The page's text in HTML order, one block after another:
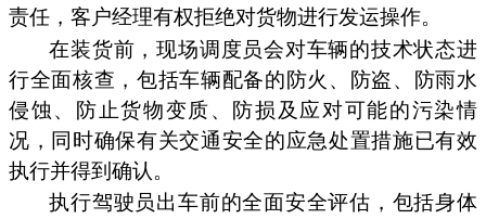
责任，客户经理有权拒绝对货物进行发运操作。
在装货前，现场调度员会对车辆的技术状态进
行全面核查，包括车辆配备的防火、防盗、防雨水
侵蚀、防止货物变质、防损及应对可能的污染情
况，同时确保有关交通安全的应急处置措施已有效
执行并得到确认。
执行驾驶员出车前的全面安全评估，包括身体